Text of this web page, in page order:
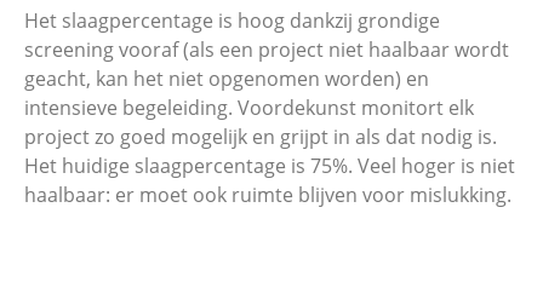
Het slaagpercentage is hoog dankzij grondige
screening vooraf (als een project niet haalbaar wordt
geacht, kan het niet opgenomen worden) en
intensieve begeleiding. Voordekunst monitort elk
project zo goed mogelijk en grijpt in als dat nodig is.
Het huidige slaagpercentage is 75%. Veel hoger is niet
haalbaar: er moet ook ruimte blijven voor mislukking.